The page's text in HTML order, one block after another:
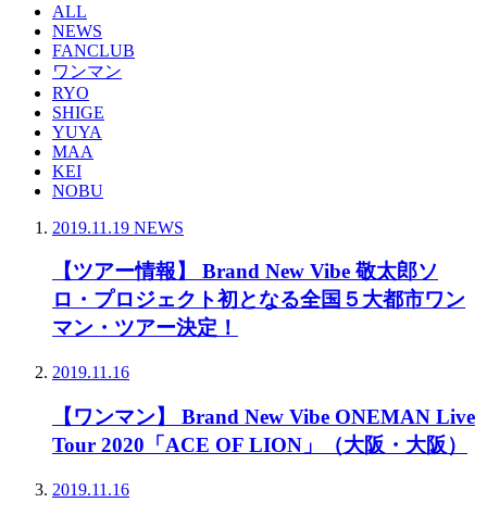
ALL
NEWS
FANCLUB
ワンマン
RYO
SHIGE
YUYA
MAA
KEI
NOBU
2019.11.19 NEWS
【ツアー情報】 Brand New Vibe 敬太郎ソ
ロ・プロジェクト初となる全国５大都市ワン
マン・ツアー決定！
2019.11.16
【ワンマン】 Brand New Vibe ONEMAN Live
Tour 2020「ACE OF LION」（大阪・大阪）
2019.11.16